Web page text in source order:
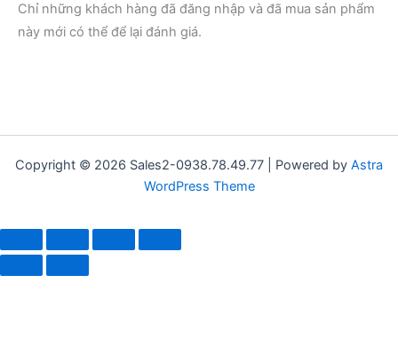
Chỉ những khách hàng đã đăng nhập và đã mua sản phẩm
này mới có thể để lại đánh giá.
Copyright © 2026 Sales2-0938.78.49.77 | Powered by Astra
WordPress Theme